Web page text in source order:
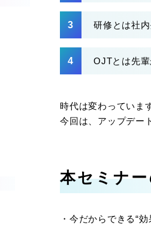
研修とは社
OJTとは先
時代は変わっていま
今回は、アップデー
本セミナ
・今だからできる“